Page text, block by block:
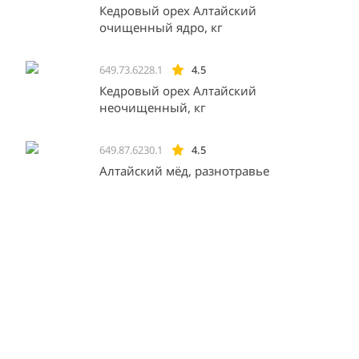
Кедровый орех Алтайский
очищенный ядро, кг
649.73.6228.1 4.5
Кедровый орех Алтайский
неочищенный, кг
649.87.6230.1 4.5
Алтайский мёд, разнотравье